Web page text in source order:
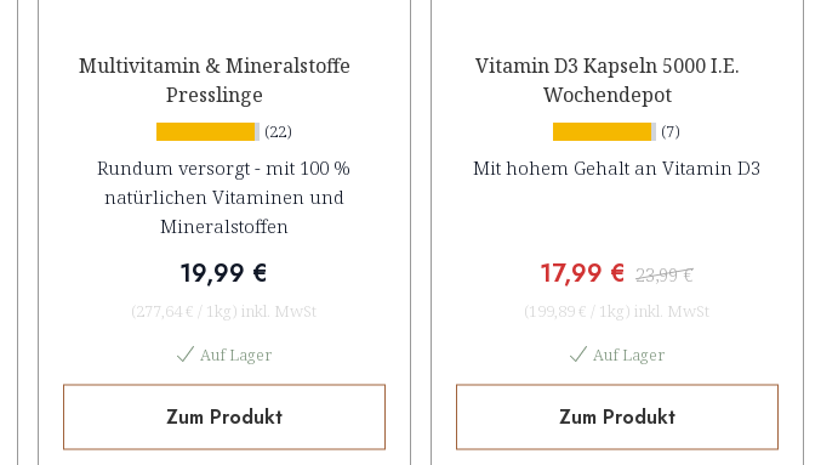
Multivitamin & Mineralstoffe
Presslinge
(22)
Rundum versorgt - mit 100 %
natürlichen Vitaminen und
Mineralstoffen
19,99 €
(277,64 € / 1kg) inkl. MwSt
Auf Lager
Zum Produkt
Vitamin D3 Kapseln 5000 I.E.
Wochendepot
(7)
Mit hohem Gehalt an Vitamin D3
17,99 € 23,99 €
(199,89 € / 1kg) inkl. MwSt
Auf Lager
Zum Produkt